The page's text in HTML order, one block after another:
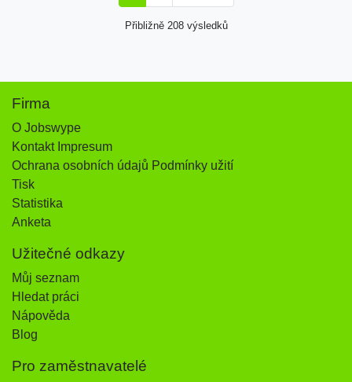
Přibližně 208 výsledků
Firma
O Jobswype
Kontakt Impresum
Ochrana osobních údajů Podmínky užití
Tisk
Statistika
Anketa
Užitečné odkazy
Můj seznam
Hledat práci
Nápověda
Blog
Pro zaměstnavatelé